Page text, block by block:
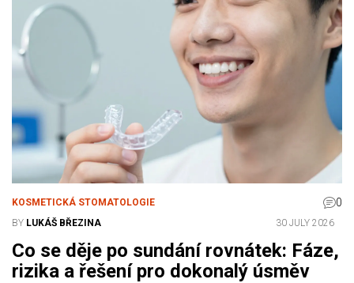
KOSMETICKÁ STOMATOLOGIE 0
BY LUKÁŠ BŘEZINA 30 JULY 2026
Co se děje po sundání rovnátek: Fáze,
rizika a řešení pro dokonalý úsměv